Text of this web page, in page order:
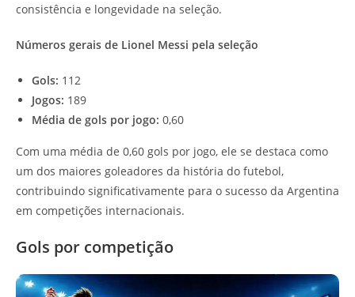
consistência e longevidade na seleção.
Números gerais de Lionel Messi pela seleção
Gols: 112
Jogos: 189
Média de gols por jogo: 0,60
Com uma média de 0,60 gols por jogo, ele se destaca como
um dos maiores goleadores da história do futebol,
contribuindo significativamente para o sucesso da Argentina
em competições internacionais.
Gols por competição